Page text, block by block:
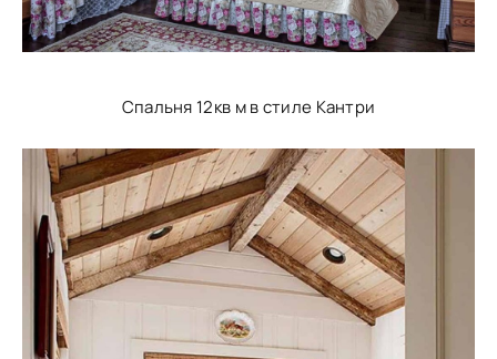
Спальня 12кв м в стиле Кантри